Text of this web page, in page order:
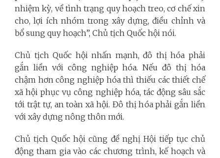
nhiệm kỳ, về tình trạng quy hoạch treo, cơ chế xin
cho, lợi ích nhóm trong xây dựng, điều chỉnh và
bổ sung quy hoạch”, Chủ tịch Quốc hội nói.
Chủ tịch Quốc hội nhấn mạnh, đô thị hóa phải
gắn liền với công nghiệp hóa. Nếu đô thị hóa
chậm hơn công nghiệp hóa thì thiếu các thiết chế
xã hội phục vụ công nghiệp hóa, tác động sâu sắc
tới trật tự, an toàn xã hội. Đô thị hóa phải gắn liền
với xây dựng nông thôn mới.
Chủ tịch Quốc hội cũng đề nghị Hội tiếp tục chủ
động tham gia vào các chương trình, kế hoạch và